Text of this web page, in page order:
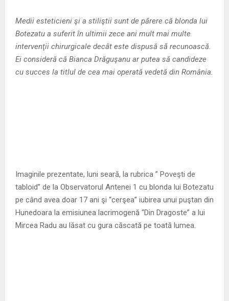
E
N
Medii esteticieni şi a stiliştii sunt de părere că blonda lui
Botezatu a suferit în ultimii zece ani mult mai multe
intervenţii chirurgicale decât este dispusă să recunoască.
Ei consideră că Bianca Drăguşanu ar putea să candideze
cu succes la titlul de cea mai operată vedetă din România.
Imaginile prezentate, luni seară, la rubrica ” Poveşti de
tabloid” de la Observatorul Antenei 1 cu blonda lui Botezatu
pe când avea doar 17 ani şi “cerşea” iubirea unui puştan din
Hunedoara la emisiunea lacrimogenă “Din Dragoste” a lui
Mircea Radu au lăsat cu gura căscată pe toată lumea.